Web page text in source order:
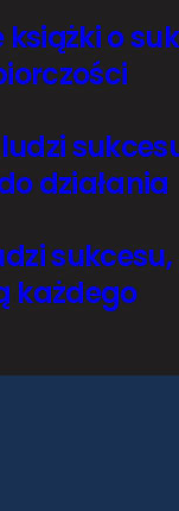
książki o
działania
każdego